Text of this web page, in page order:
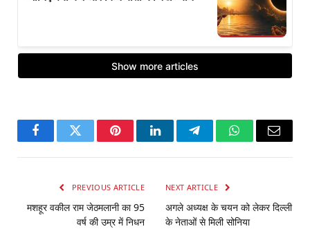
FacebookTwitter PinterestLinkedInTelegramWhatsApp
Email
PREVIOUS ARTICLE
मशहूर वकील राम जेठमलानी का 95
वर्ष की उम्र में निधन
NEXT ARTICLE
अगले अध्यक्ष के चयन को लेकर दिल्ली
के नेताओं से मिली सोनिया